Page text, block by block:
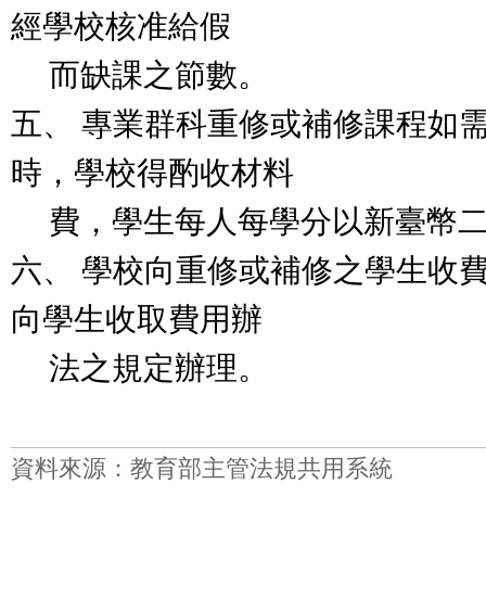
經學校核准給假
而缺課之節數。
五、 專業群科重修或補修課程如
時，學校得酌收材料
費，學生每人每學分以新臺幣
六、 學校向重修或補修之學生收
向學生收取費用辦
法之規定辦理。
資料來源：教育部主管法規共用系統